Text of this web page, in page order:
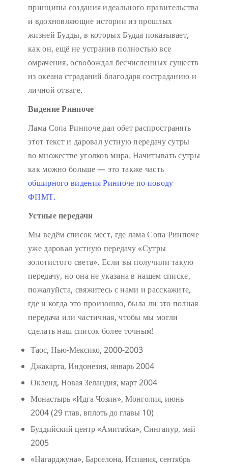
принципы создания идеального правительства
и вдохновляющие истории из прошлых
жизней Будды, в которых Будда показывает,
как он, ещё не устранив полностью все
омрачения, освобождал бесчисленных существ
из океана страданий благодаря состраданию и
личной отваге.
Видение Ринпоче
Лама Сопа Ринпоче дал обет распространять
этот текст и даровал устную передачу сутры
во множестве уголков мира. Начитывать сутры
как можно больше — это также часть
обширного видения Ринпоче по поводу
ФПМТ.
Устные передачи
Мы ведём список мест, где лама Сопа Ринпоче
уже даровал устную передачу «Сутры
золотистого света». Если вы получили такую
передачу, но она не указана в нашем списке,
пожалуйста, свяжитесь с нами и расскажите,
где и когда это произошло, была ли это полная
передача или частичная, чтобы мы могли
сделать наш список более точным!
Таос, Нью-Мексико, 2000-2003
Джакарта, Индонезия, январь 2004
Окленд, Новая Зеландия, март 2004
Монастырь «Идга Чозин», Монголия, июнь
2004 (29 глав, вплоть до главы 10)
Буддийский центр «Амитабха», Сингапур, май
2005
«Нагарджуна», Барселона, Испания, сентябрь